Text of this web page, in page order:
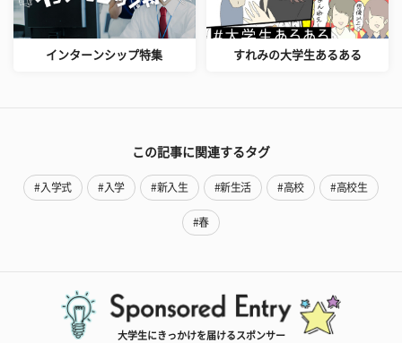
インターンシップ特集 すれみの大学生あるある
この記事に関連するタグ
#入学式 #入学 #新入生 #新生活 #高校 #高校生
#春
大学生にきっかけを届けるスポンサー